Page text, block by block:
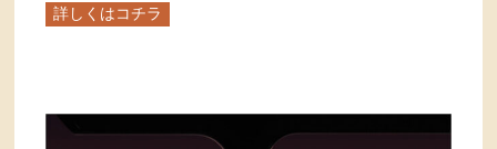
詳しくはコチラ